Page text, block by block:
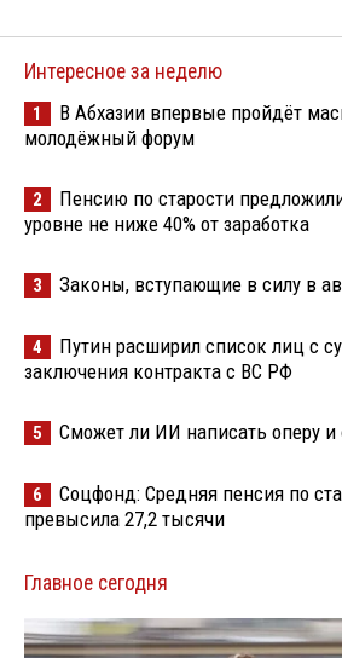
Интересное за неделю
1
В Абхазии впервые пройдёт
молодёжный форум
2
Пенсию по старости
уровне не ниже 40% от заработка
3 Законы, вступающие в силу в
4
Путин расширил список лиц с
заключения контракта с ВС РФ
5 Сможет ли ИИ написать оперу и
6
Соцфонд: Средняя пенсия по
превысила 27,2 тысячи
Главное сегодня